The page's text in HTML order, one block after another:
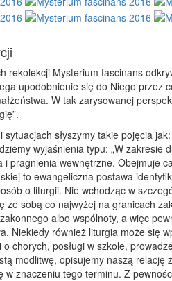
rekolekcji Mysterium fascinans
upodobnienie się do Niego przez
W tak zarysowanej
słyszymy takie pojęcia
wyjaśnienia typu: „W
i pragnienia wewnętrzne. Obejmuje
to ewangeliczna postawa
o liturgii. Nie wchodząc w
ze sobą co najwyżej na granicach
albo wspólnoty, a więc
Niekiedy również liturgia może się
chorych, posługi w szkole,
modlitwę, opisujemy naszą
w znaczeniu tego terminu. Z